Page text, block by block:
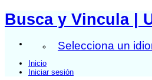
Busca y Vincula |
Selecciona un
Inicio
Iniciar sesión